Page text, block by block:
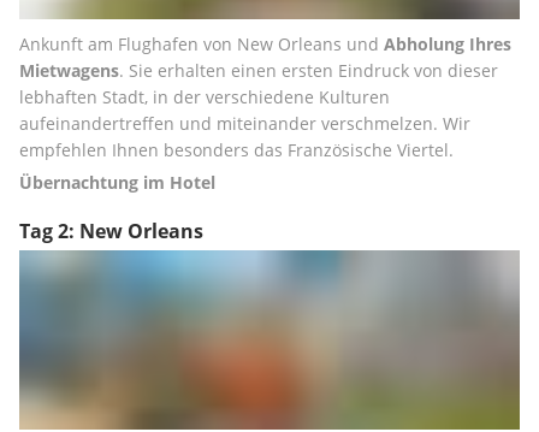
Ankunft am Flughafen von New Orleans und Abholung Ihres
Mietwagens. Sie erhalten einen ersten Eindruck von dieser
lebhaften Stadt, in der verschiedene Kulturen
aufeinandertreffen und miteinander verschmelzen. Wir
empfehlen Ihnen besonders das Französische Viertel.
Übernachtung im Hotel
Tag 2: New Orleans